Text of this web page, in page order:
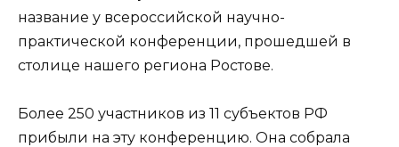
название у всероссийской научно-
практической конференции, прошедшей в
столице нашего региона Ростове.
Более 250 участников из 11 субъектов РФ
прибыли на эту конференцию. Она собрала